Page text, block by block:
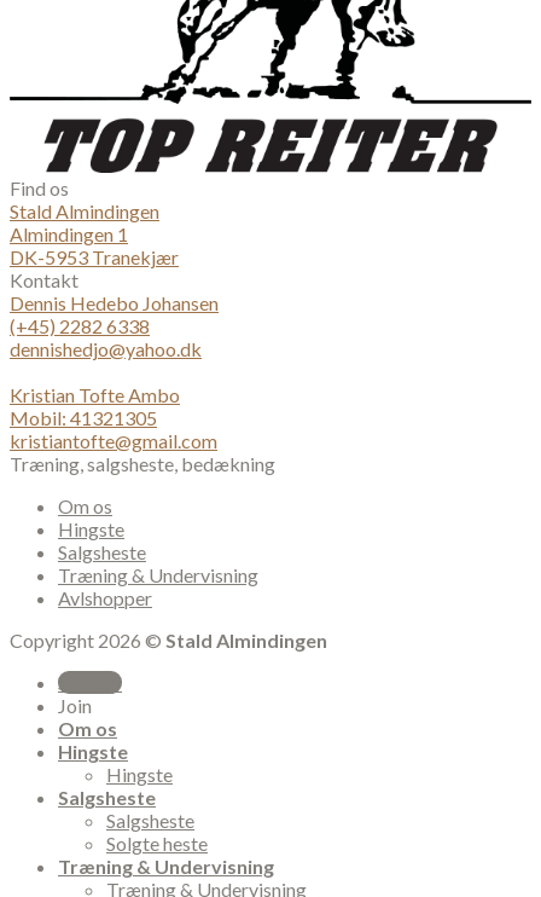
Find os
Stald Almindingen
Almindingen 1
DK-5953 Tranekjær
Kontakt
Dennis Hedebo Johansen
(+45) 2282 6338
dennishedjo@yahoo.dk
Kristian Tofte Ambo
Mobil: 41321305
kristiantofte@gmail.com
Træning, salgsheste, bedækning
Om os
Hingste
Salgsheste
Træning & Undervisning
Avlshopper
Copyright 2026 © Stald Almindingen
Sign Up
Join
Om os
Hingste
Hingste
Salgsheste
Salgsheste
Solgte heste
Træning & Undervisning
Træning & Undervisning